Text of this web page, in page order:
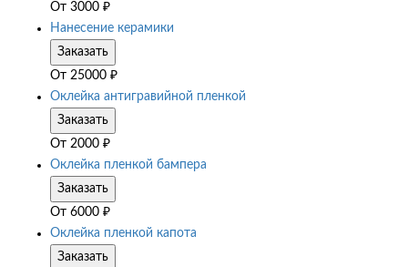
От 3000 ₽
Нанесение керамики
Заказать
От 25000 ₽
Оклейка антигравийной пленкой
Заказать
От 2000 ₽
Оклейка пленкой бампера
Заказать
От 6000 ₽
Оклейка пленкой капота
Заказать